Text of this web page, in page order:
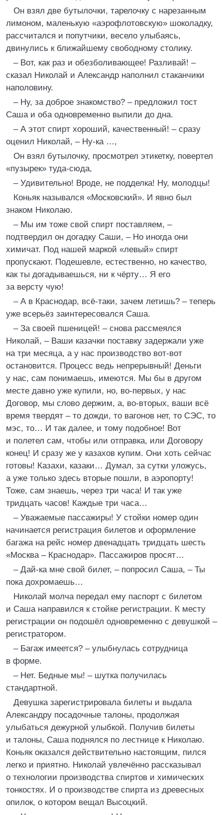
Он взял две бутылочки, тарелочку с нарезанным
лимоном, маленькую «аэрофлотовскую» шоколадку,
рассчитался и попутчики, весело улыбаясь,
двинулись к ближайшему свободному столику.
– Вот, как раз и обезболивающее! Разливай! –
сказал Николай и Александр наполнил стаканчики
наполовину.
– Ну, за доброе знакомство? – предложил тост
Саша и оба одновременно выпили до дна.
– А этот спирт хороший, качественный! – сразу
оценил Николай, – Ну-ка …,
Он взял бутылочку, просмотрел этикетку, повертел
«пузырек» туда-сюда,
– Удивительно! Вроде, не подделка! Ну, молодцы!
Коньяк назывался «Московский». И явно был
знаком Николаю.
– Мы им тоже свой спирт поставляем, –
подтвердил он догадку Саши, – Но иногда они
химичат. Под нашей маркой «левый» спирт
пропускают. Подешевле, естественно, но качество,
как ты догадываешься, ни к чёрту… Я его
за версту чую!
– А в Краснодар, всё-таки, зачем летишь? – теперь
уже всерьёз заинтересовался Саша.
– За своей пшеницей! – снова рассмеялся
Николай, – Ваши казачки поставку задержали уже
на три месяца, а у нас производство вот-вот
остановится. Процесс ведь непрерывный! Деньги
у нас, сам понимаешь, имеются. Мы бы в другом
месте давно уже купили, но, во-первых, у нас
Договор, мы слово держим, а, во-вторых, ваши всё
время твердят – то дожди, то вагонов нет, то СЭС, то
мэс, то… И так далее, и тому подобное! Вот
и полетел сам, чтобы или отправка, или Договору
конец! И сразу же у казахов купим. Они хоть сейчас
готовы! Казахи, казаки… Думал, за сутки уложусь,
а уже только здесь вторые пошли, в аэропорту!
Тоже, сам знаешь, через три часа! И так уже
тридцать часов! Каждые три часа…
– Уважаемые пассажиры! У стойки номер один
начинается регистрация билетов и оформление
багажа на рейс номер двенадцать тридцать шесть
«Москва – Краснодар». Пассажиров просят…
– Дай-ка мне свой билет, – попросил Саша, – Ты
пока дохромаешь…
Николай молча передал ему паспорт с билетом
и Саша направился к стойке регистрации. К месту
регистрации он подошёл одновременно с девушкой –
регистратором.
– Багаж имеется? – улыбнулась сотрудница
в форме.
– Нет. Бедные мы! – шутка получилась
стандартной.
Девушка зарегистрировала билеты и выдала
Александру посадочные талоны, продолжая
улыбаться дежурной улыбкой. Получив билеты
и талоны, Саша поднялся по лестнице к Николаю.
Коньяк оказался действительно настоящим, пился
легко и приятно. Николай увлечённо рассказывал
о технологии производства спиртов и химических
тонкостях. И о производстве спирта из древесных
опилок, о котором вещал Высоцкий.